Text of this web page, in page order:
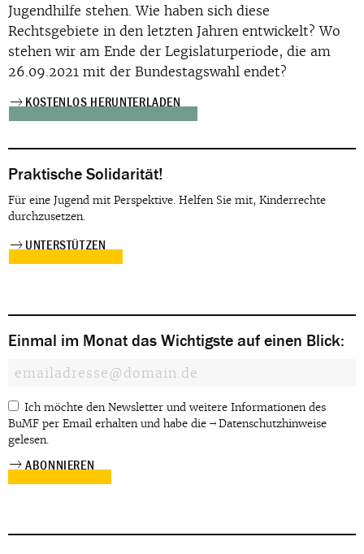
Jugendhilfe stehen. Wie haben sich diese
Rechtsgebiete in den letzten Jahren entwickelt? Wo
stehen wir am Ende der Legislaturperiode, die am
26.09.2021 mit der Bundestagswahl endet?
KOSTENLOS HERUNTERLADEN
Praktische Solidarität!
Für eine Jugend mit Perspektive. Helfen Sie mit, Kinderrechte
durchzusetzen.
UNTERSTÜTZEN
Einmal im Monat das Wichtigste auf einen Blick:
Ich möchte den Newsletter und weitere Informationen des
BuMF per Email erhalten und habe die
Datenschutzhinweise
gelesen.